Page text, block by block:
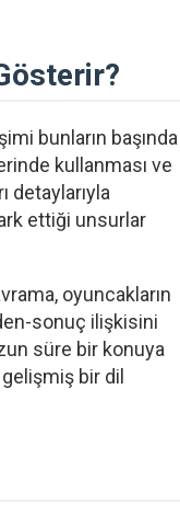
bunların başında
kullanması ve
detaylarıyla
ettiği unsurlar
oyuncakların
sonuç ilişkisini
süre bir konuya
bir dil